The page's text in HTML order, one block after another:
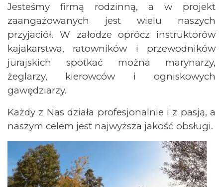
Jesteśmy firmą rodzinną, a w projekt
zaangażowanych jest wielu naszych
przyjaciół. W załodze oprócz instruktorów
kajakarstwa, ratowników i przewodników
jurajskich spotkać można marynarzy,
żeglarzy, kierowców i ogniskowych
gawędziarzy.
Każdy z Nas działa profesjonalnie i z pasją, a
naszym celem jest najwyższa jakość obsługi.